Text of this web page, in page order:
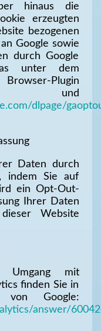
hinaus die
erzeugten
bezogenen
Google sowie
durch Google
unter dem
Plugin
und
dlpage/
Daten durch
indem Sie auf
ein Opt-Out-
Ihrer Daten
Website
Umgang mit
finden Sie in
von Google:
answer/